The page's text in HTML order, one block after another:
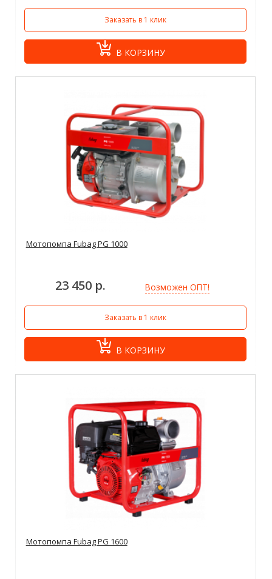
Заказать в 1 клик
В КОРЗИНУ
Мотопомпа Fubag PG 1000
23 450 р. Возможен ОПТ!
Заказать в 1 клик
В КОРЗИНУ
Мотопомпа Fubag PG 1600